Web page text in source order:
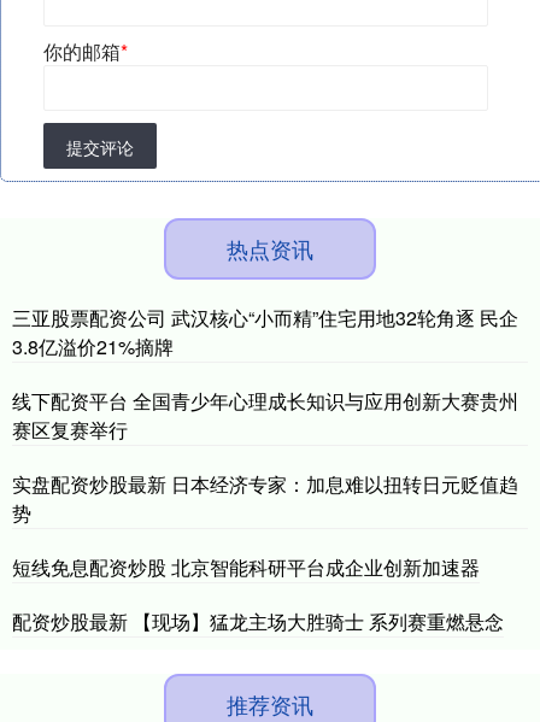
你的邮箱*
提交评论
热点资讯
三亚股票配资公司 武汉核心“小而精”住宅用地32轮角逐 民企
3.8亿溢价21%摘牌
线下配资平台 全国青少年心理成长知识与应用创新大赛贵州
赛区复赛举行
实盘配资炒股最新 日本经济专家：加息难以扭转日元贬值趋
势
短线免息配资炒股 北京智能科研平台成企业创新加速器
配资炒股最新 【现场】猛龙主场大胜骑士 系列赛重燃悬念
推荐资讯